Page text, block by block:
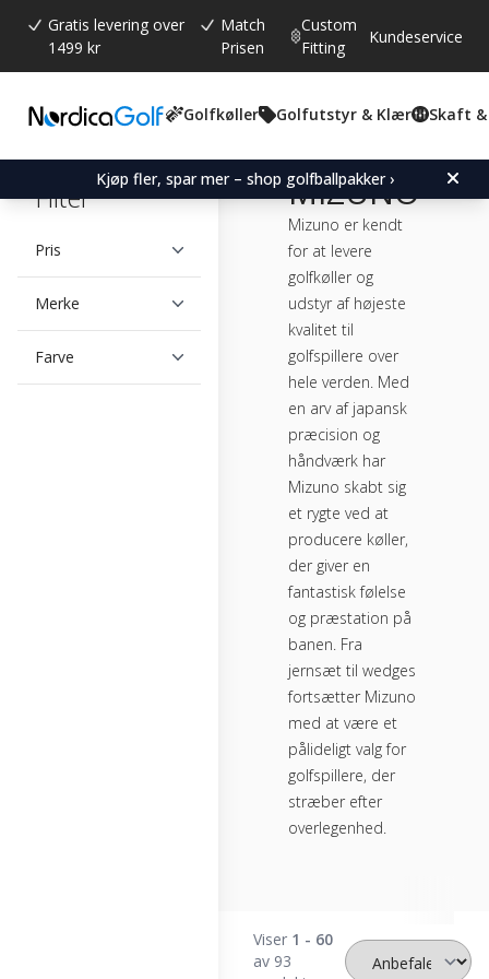
Gratis levering over
1499 kr
Match
Prisen
Custom
Fitting
Kundeservice
Golfkøller Golfutstyr & Klær Skaft &
Kjøp fler, spar mer – shop golfballpakker ›
Filter
Pris
Merke
Farve
MIZUNO
Mizuno er kendt
for at levere
golfkøller og
udstyr af højeste
kvalitet til
golfspillere over
hele verden. Med
en arv af japansk
præcision og
håndværk har
Mizuno skabt sig
et rygte ved at
producere køller,
der giver en
fantastisk følelse
og præstation på
banen. Fra
jernsæt til wedges
fortsætter Mizuno
med at være et
pålideligt valg for
golfspillere, der
stræber efter
overlegenhed.
Viser 1 - 60
av 93